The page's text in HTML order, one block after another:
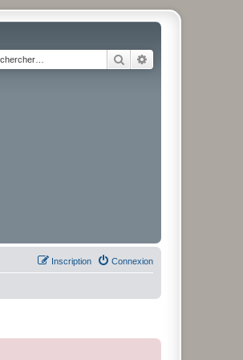
Rechercher
Connexion
Inscription